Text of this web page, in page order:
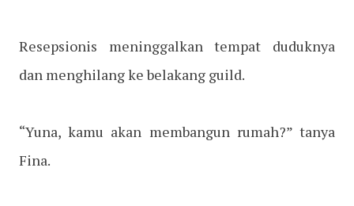
Resepsionis meninggalkan tempat duduknya
dan menghilang ke belakang guild.
“Yuna, kamu akan membangun rumah?” tanya
Fina.